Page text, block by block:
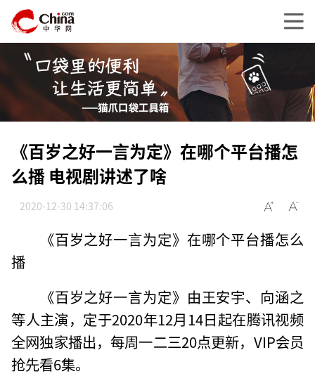
《百岁之好一言为定》在哪个平台播怎
么播 电视剧讲述了啥
2020-12-30 14:37:06
《百岁之好一言为定》在哪个平台播怎么
播
《百岁之好一言为定》由王安宇、向涵之
等人主演，定于2020年12月14日起在腾讯视频
全网独家播出，每周一二三20点更新，VIP会员
抢先看6集。